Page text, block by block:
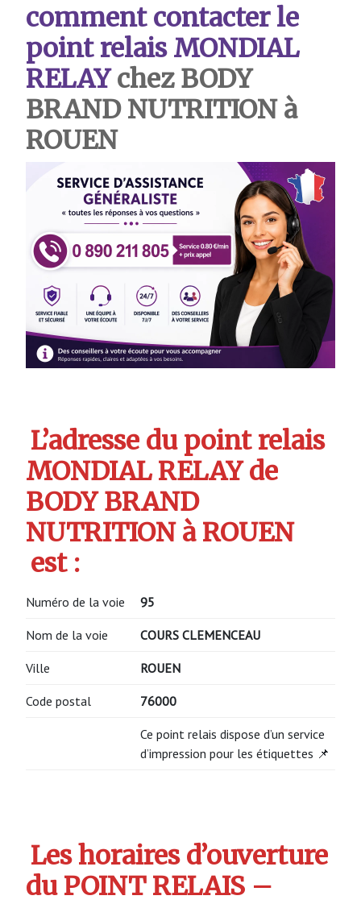
comment contacter le
point relais MONDIAL
RELAYchez BODY
BRAND NUTRITION à
ROUEN
L’adresse du point relais
MONDIAL RELAY de
BODY BRAND
NUTRITION à ROUEN
est :
Numéro de la voie 95
Nom de la voie COURS CLEMENCEAU
Ville ROUEN
Code postal 76000
Ce point relais dispose d’un service
d’impression pour les étiquettes 📌
Les horaires d’ouverture
du POINT RELAIS –